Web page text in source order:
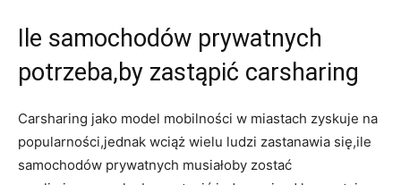
Ile samochodów prywatnych
potrzeba,by zastąpić carsharing
Carsharing ‍jako model mobilności w miastach zyskuje na
popularności,jednak⁢ wciąż wielu ludzi zastanawia się,ile
⁢samochodów prywatnych musiałoby zostać